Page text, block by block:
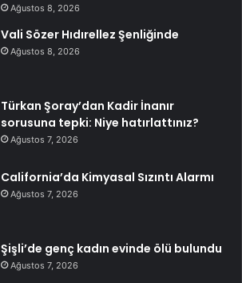
Ağustos 8, 2026
Vali Sözer Hıdırellez Şenliğinde
Ağustos 8, 2026
Türkan Şoray’dan Kadir İnanır
sorusuna tepki: Niye hatırlattınız?
Ağustos 7, 2026
California’da Kimyasal Sızıntı Alarmı
Ağustos 7, 2026
Şişli’de genç kadın evinde ölü bulundu
Ağustos 7, 2026